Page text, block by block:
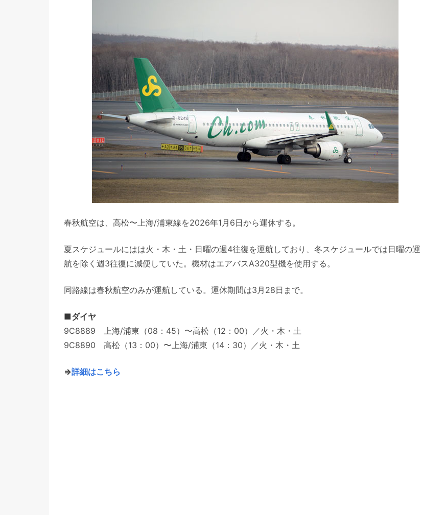
春秋航空は、高松〜上海/浦東線を2026年1月6日から運休する。
夏スケジュールにはは火・木・土・日曜の週4往復を運航しており、冬スケジュールでは日曜の運
航を除く週3往復に減便していた。機材はエアバスA320型機を使用する。
同路線は春秋航空のみが運航している。運休期間は3月28日まで。
■ダイヤ
9C8889 上海/浦東（08：45）〜高松（12：00）／火・木・土
9C8890 高松（13：00）〜上海/浦東（14：30）／火・木・土
⇒詳細はこちら